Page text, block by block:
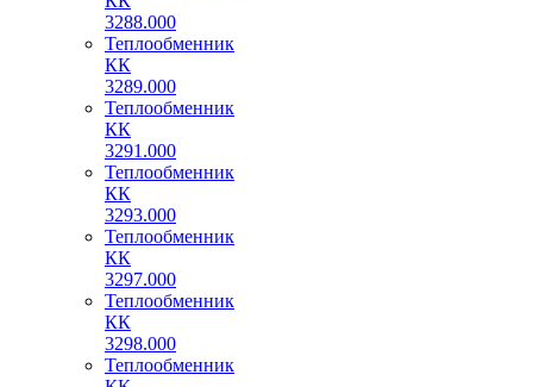
3288.000
Теплообменник
КК
3289.000
Теплообменник
КК
3291.000
Теплообменник
КК
3293.000
Теплообменник
КК
3297.000
Теплообменник
КК
3298.000
Теплообменник